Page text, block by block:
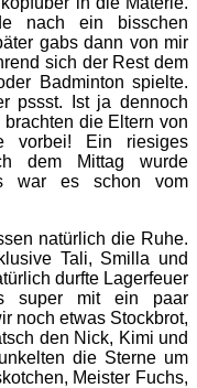
nach ein bisschen
gabs dann von mir
sich der Rest dem
Badminton spielte.
pssst. Ist ja dennoch
die Eltern von
vorbei! Ein riesiges
dem Mittag wurde
war es schon vom
natürlich die Ruhe.
Tali, Smilla und
durfte Lagerfeuer
super mit ein paar
noch etwas Stockbrot,
den Nick, Kimi und
die Sterne um
Meister Fuchs,